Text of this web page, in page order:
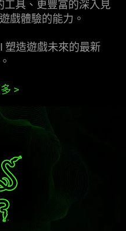
工具、更豐富的深入見
戲體驗的能力 。
塑造遊戲未來的最新
>